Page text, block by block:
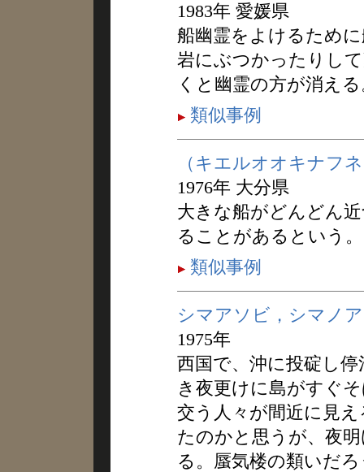
1983年 愛媛県
船幽霊をよけるため
岩にぶつかったりし
くと幽霊の方が消え
類似事例
（キエルオオキナフ
1976年 大分県
大きな船がどんどん
ることがあるという。
類似事例
シマアソビ，シマノ
1975年
西国で、沖に投碇し
き夜更けに島がすぐ
交う人々が間近に見
たのかと思うが、夜
る。蜃気楼の類いだ